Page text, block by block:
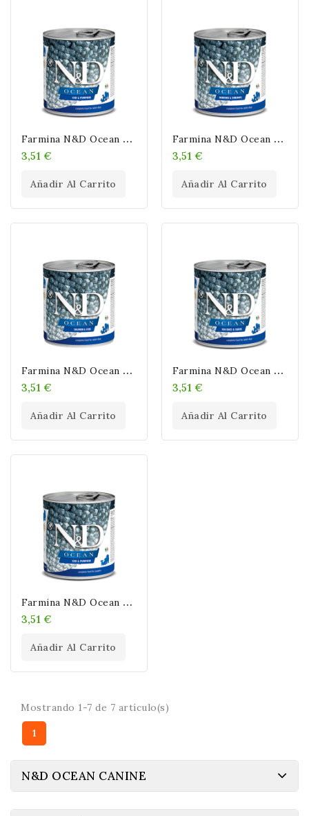
F
Armina N&D Ocean Adult Calabaza & Bacalao & Camaron (Latas) 285 Gr
3,51 €
Añadir Al Carrito
F
Armina N&D Ocean Adult Arenque & Camaron (Latas) 285 Gr
3,51 €
Añadir Al Carrito
F
Armina N&D Ocean Adult Salmon & Bacalao (Latas) 285 Gr
3,51 €
Añadir Al Carrito
F
Armina N&D Ocean Adult Lubina & Camaron (Latas) 285 Gr
3,51 €
Añadir Al Carrito
F
Armina N&D Ocean Adult Trucha & Salmón (Latas) 285 Gr
3,51 €
Añadir Al Carrito
Mostrando 1-7 de 7 artículo(s)
1
N&D OCEAN CANINE